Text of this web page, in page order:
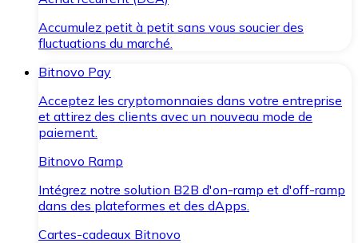
Accumulez petit à petit sans vous soucier des
fluctuations du marché.
Bitnovo Pay
Acceptez les cryptomonnaies dans votre entreprise
et attirez des clients avec un nouveau mode de
paiement.
Bitnovo Ramp
Intégrez notre solution B2B d'on-ramp et d'off-ramp
dans des plateformes et des dApps.
Cartes-cadeaux Bitnovo